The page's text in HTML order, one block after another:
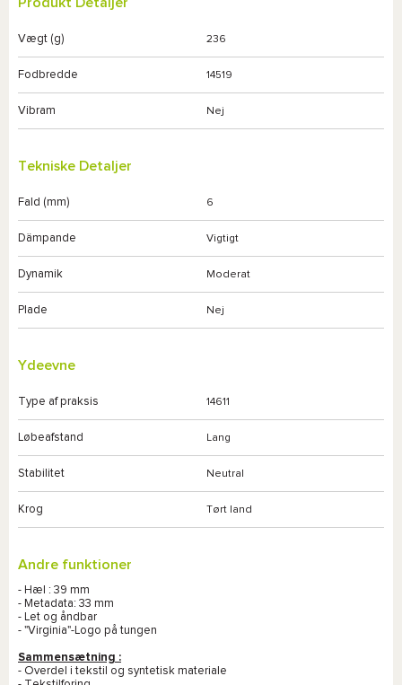
Vægt (g) 236
Fodbredde 14519
Vibram Nej
Tekniske Detaljer
Fald (mm) 6
Dämpande Vigtigt
Dynamik Moderat
Plade Nej
Ydeevne
Type af praksis 14611
Løbeafstand Lang
Stabilitet Neutral
Krog Tørt land
Andre funktioner
- Hæl : 39 mm
- Metadata: 33 mm
- Let og åndbar
- "Virginia"-Logo på tungen
Sammensætning :
- Overdel i tekstil og syntetisk materiale